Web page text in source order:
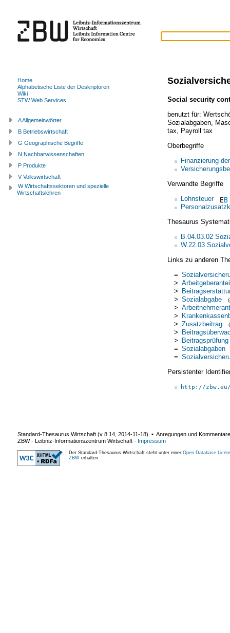
Social security
benutzt für:
Sozialabgaben,
tax
Payroll tax
Oberbegriffe
Finanzierung
Verwandte Begriffe
Lohnsteuer
Thesaurus
B.04.03.02
W.22.03
Links zu anderen
=
>
>
> Sozialabgabe
>
>
> Zusatzbeitrag
>
> Beitragsprüfung
= Sozialabgaben
=
Persistenter
http://
Home
Alphabetische Liste der Deskriptoren
Wiki
STW Web Services
A Allgemeinwörter
B Betriebswirtschaft
G Geographische Begriffe
N Nachbarwissenschaften
P Produkte
V Volkswirtschaft
W Wirtschaftssektoren und spezielle
Wirtschaftslehren
Standard-Thesaurus Wirtschaft (v 8.14 2014-11-18) ▪ Anregungen und
ZBW - Leibniz-Informationszentrum Wirtschaft - Impressum
Der Standard-Thesaurus Wirtschaft steht unter einer Open Database
ZBW erhalten.